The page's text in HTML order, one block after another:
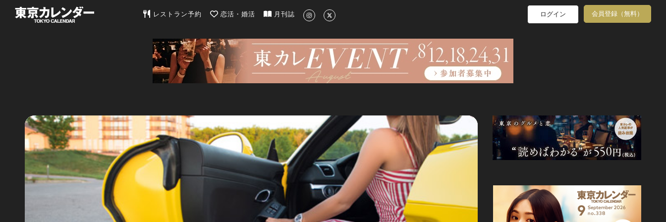
東京カレンダー | 最新のグルメ、洗練されたライフスタイル情報
レストラン予約 恋活・婚活 月刊誌 ログイン 会員登録（無料）